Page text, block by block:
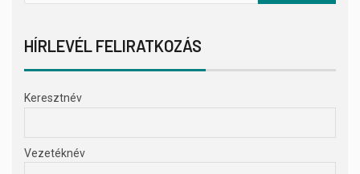
HÍRLEVÉL FELIRATKOZÁS
Keresztnév
Vezetéknév